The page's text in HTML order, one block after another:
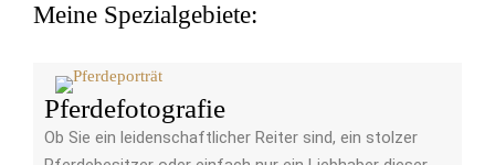
Meine Spezialgebiete:
Pferdefotografie
Ob Sie ein leidenschaftlicher Reiter sind, ein stolzer